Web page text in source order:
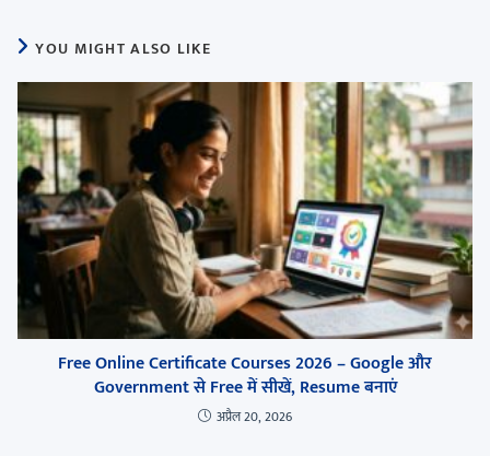
YOU MIGHT ALSO LIKE
Free Online Certificate Courses 2026 – Google और
Government से Free में सीखें, Resume बनाएं
अप्रैल 20, 2026